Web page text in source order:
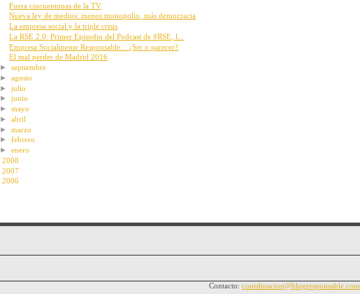
Fuera cincuentonas de la TV
Nueva ley de medios: menos monopolio, más democracia
La empresa social y la triple crisis
La RSE 2.0: Primer Episodio del Podcast de #RSE, l...
Empresa Socialmente Responsable... ¿Ser o parecer?
El mal perder de Madrid 2016
►septiembre
►agosto
►julio
►junio
►mayo
►abril
►marzo
►febrero
►enero
2008
2007
2006
Contacto: coordinacion@blogresponsable.com